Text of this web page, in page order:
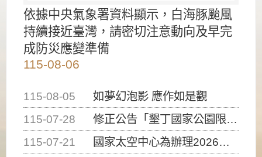
依據中央氣象署資料顯示，白海豚颱風
持續接近臺灣，請密切注意動向及早完
成防災應變準備
115-08-06
115-08-05
如夢幻泡影 應作如是觀
115-07-28
修正公告「墾丁國家公園限制水域遊憩活動之種類、範圍、時間及行為」，自即日生效。
115-07-21
國家太空中心為辦理2026台灣盃火箭競賽，陸、海、空域警戒及協調相關事宜，因颱風備案事宜